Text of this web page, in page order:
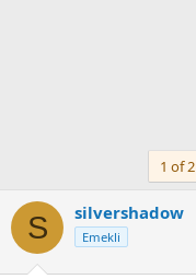
1 of 2
S silvershadow
Emekli